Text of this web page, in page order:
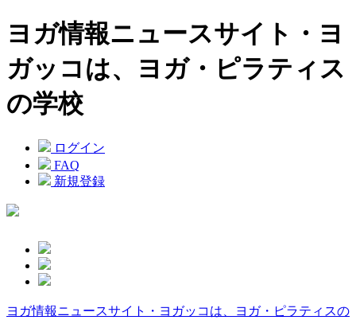
ヨガ情報ニュースサイト・ヨ
ガッコは、ヨガ・ピラティス
の学校
ログイン
FAQ
新規登録
ヨガ情報ニュースサイト・ヨガッコは、ヨガ・ピラティスの